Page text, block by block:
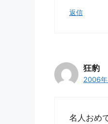
返信
狂豹
2006
名人おめ